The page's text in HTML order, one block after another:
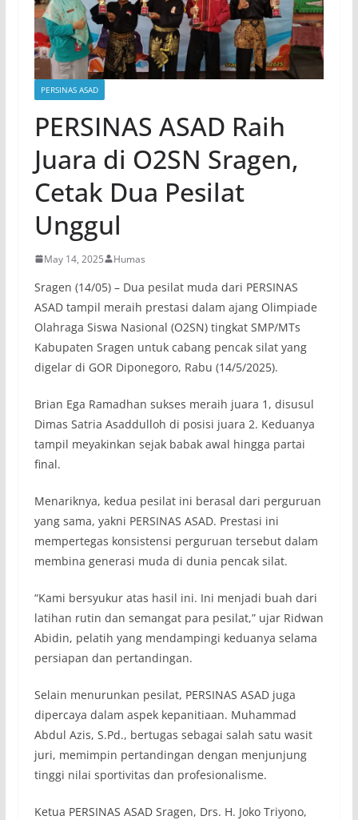
PERSINAS ASAD
PERSINAS ASAD Raih
Juara di O2SN Sragen,
Cetak Dua Pesilat
Unggul
May 14, 2025 Humas
Sragen (14/05) – Dua pesilat muda dari PERSINAS
ASAD tampil meraih prestasi dalam ajang Olimpiade
Olahraga Siswa Nasional (O2SN) tingkat SMP/MTs
Kabupaten Sragen untuk cabang pencak silat yang
digelar di GOR Diponegoro, Rabu (14/5/2025).
Brian Ega Ramadhan sukses meraih juara 1, disusul
Dimas Satria Asaddulloh di posisi juara 2. Keduanya
tampil meyakinkan sejak babak awal hingga partai
final.
Menariknya, kedua pesilat ini berasal dari perguruan
yang sama, yakni PERSINAS ASAD. Prestasi ini
mempertegas konsistensi perguruan tersebut dalam
membina generasi muda di dunia pencak silat.
“Kami bersyukur atas hasil ini. Ini menjadi buah dari
latihan rutin dan semangat para pesilat,” ujar Ridwan
Abidin, pelatih yang mendampingi keduanya selama
persiapan dan pertandingan.
Selain menurunkan pesilat, PERSINAS ASAD juga
dipercaya dalam aspek kepanitiaan. Muhammad
Abdul Azis, S.Pd., bertugas sebagai salah satu wasit
juri, memimpin pertandingan dengan menjunjung
tinggi nilai sportivitas dan profesionalisme.
Ketua PERSINAS ASAD Sragen, Drs. H. Joko Triyono,